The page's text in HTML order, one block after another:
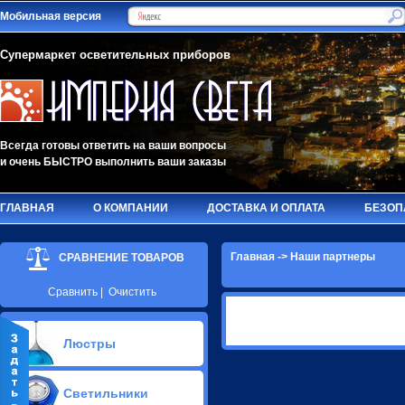
Мобильная версия
Супермаркет осветительных приборов
Всегда готовы ответить на ваши вопросы
и очень БЫСТРО выполнить ваши заказы
ГЛАВНАЯ О КОМПАНИИ ДОСТАВКА И ОПЛАТА
Главная -> Наши партнеры
СРАВНЕНИЕ ТОВАРОВ
Сравнить Очистить
Люстры
Припотолочные люстры(627)
Потолочные люстры Led(63)
Светильники